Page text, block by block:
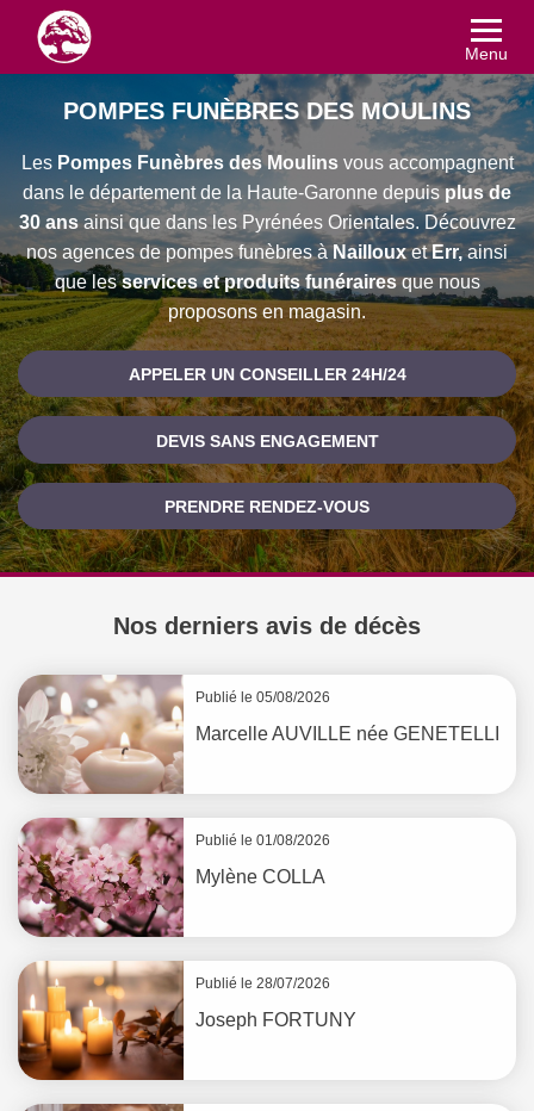
Menu
POMPES FUNÈBRES DES MOULINS
Les Pompes Funèbres des Moulinsvous accompagnent
dans le département de la Haute-Garonne depuisplus de
30 ansainsi que dans les Pyrénées Orientales. Découvrez
nos agences de pompes funèbres àNaillouxetErr, ainsi
que lesservices et produits funérairesque nous
proposons en magasin.
APPELER UN CONSEILLER 24H/24
DEVIS SANS ENGAGEMENT
PRENDRE RENDEZ-VOUS
Nos derniers avis de décès
Publié le 05/08/2026
MarcelleAUVILLE née GENETELLI
Publié le 01/08/2026
Mylène COLLA
Publié le 28/07/2026
Joseph FORTUNY